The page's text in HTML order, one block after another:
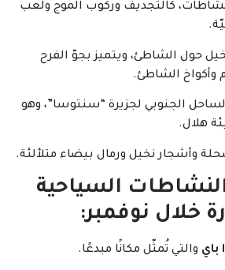
كالتجديف وركوب الموج ولعب
حول الشاطئ، ويتميز بجوّ الفرح
وأكواخ الشاطئ.
الجنوبي لجزيرة “سنتوسا”، وهو
هلال.
وأشجار نخيل ورمال بيضاء متلألئة.
السياحية
خلال نوفمبر:
باي والتي تُمثّل مكانًا مبدعًا.